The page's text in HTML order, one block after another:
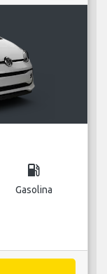
local_gas_station
Gasolina